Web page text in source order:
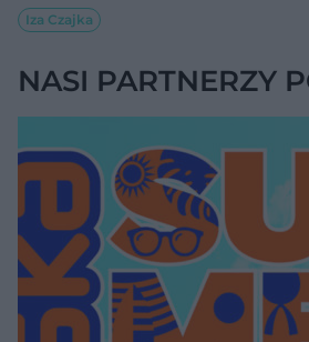
Iza Czajka
NASI PARTNERZY